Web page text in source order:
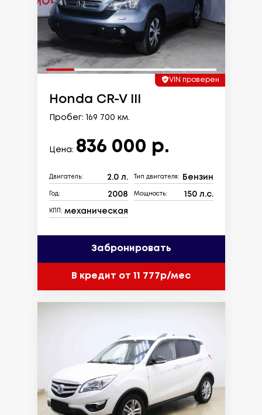
VIN проверен
Honda CR-V III
Пробег: 169 700 км.
Цена: 836 000 р.
Двигатель: 2.0 л. Тип двигателя: Бензин
Год: 2008 Мощность: 150 л.с.
КПП: механическая
Забронировать
В кредит от 11 777р/мес